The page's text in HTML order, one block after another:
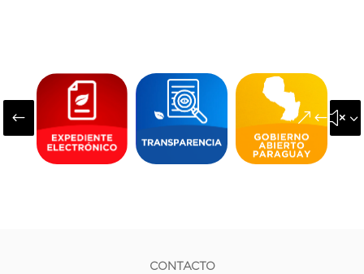
#
CONTACTO